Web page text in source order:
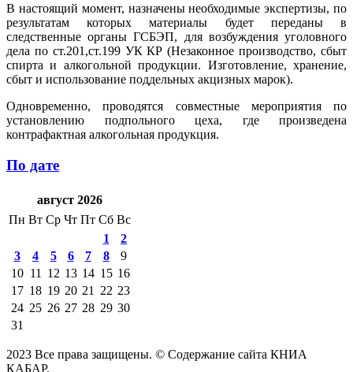
В настоящий момент, назначены необходимые экспертизы, по
результатам которых материалы будет переданы в
следственные органы ГСБЭП, для возбуждения уголовного
дела по ст.201,ст.199 УК КР (Незаконное производство, сбыт
спирта и алкогольной продукции. Изготовление, хранение,
сбыт и использование поддельных акцизных марок).
Одновременно, проводятся совместные мероприятия по
установлению подпольного цеха, где произведена
контрафактная алкогольная продукция.
По дате
август 2026
Пн Вт Ср Чт Пт Сб Вс
1
2
3
4 5 6 7 8
9
10 11 12 13 14 15 16
17 18 19 20 21 22 23
24 25 26 27 28 29 30
31
2023 Все права защищены. © Содержание сайта КНИА
КАБАР.